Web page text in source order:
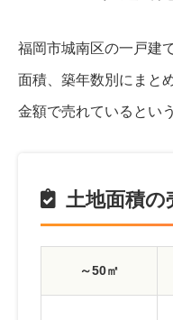
福岡市城南区の一戸建
面積、築年数別にまと
金額で売れているとい
土地面積の
～50㎡